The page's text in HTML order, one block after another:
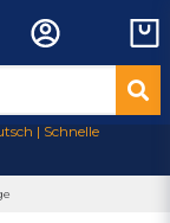
| Schnelle